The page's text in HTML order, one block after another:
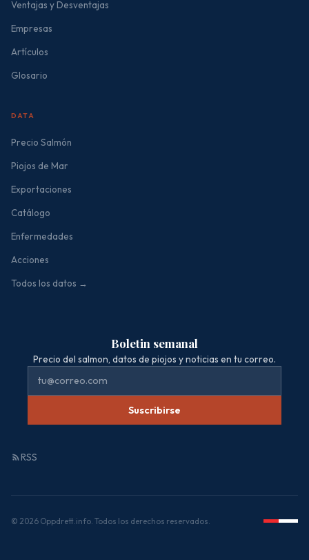
Ventajas y Desventajas
Empresas
Artículos
Glosario
DATA
Precio Salmón
Piojos de Mar
Exportaciones
Catálogo
Enfermedades
Acciones
Todos los datos →
Boletin semanal
Precio del salmon, datos de piojos y noticias en tu correo.
Suscribirse
RSS
© 2026 Oppdrett.info. Todos los derechos reservados.